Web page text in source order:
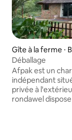
Gîte à la ferme ⋅
Déballage
Afpak est un
indépendant
privée à
rondawel